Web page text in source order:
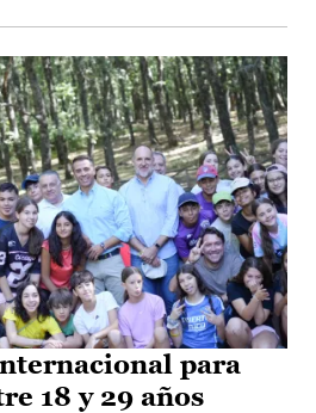
para
18 y 29 años